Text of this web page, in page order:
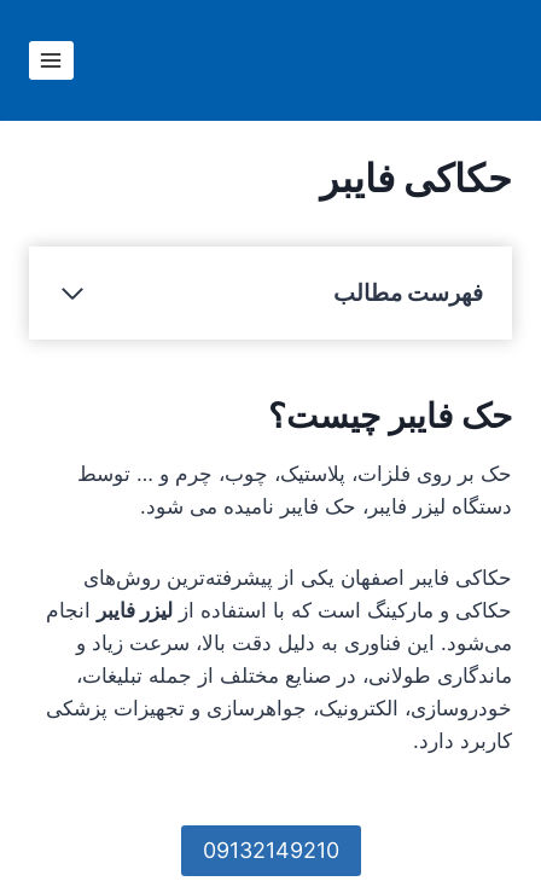
حکاکی فایبر
فهرست مطالب
حک فایبر چیست؟
حک بر روی فلزات، پلاستیک، چوب، چرم و … توسط
دستگاه لیزر فایبر، حک فایبر نامیده می شود.
حکاکی فایبر اصفهان یکی از پیشرفته‌ترین روش‌های
حکاکی و مارکینگ است که با استفاده از لیزر فایبر
انجام
می‌شود. این فناوری به دلیل دقت بالا، سرعت زیاد و
ماندگاری طولانی، در صنایع مختلف از جمله تبلیغات،
خودروسازی، الکترونیک، جواهرسازی و تجهیزات پزشکی
کاربرد دارد.
09132149210